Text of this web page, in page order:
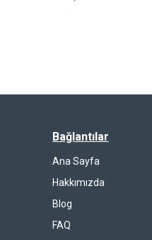
Bağlantılar
Ana Sayfa
Hakkımızda
Blog
FAQ